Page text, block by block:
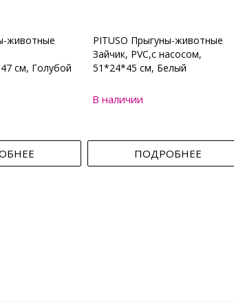
животные
см, Голубой
PITUSO Прыгуны-животные
Зайчик, PVC,с насосом,
51*24*45 см, Белый
В наличии
ПОДРОБНЕЕ